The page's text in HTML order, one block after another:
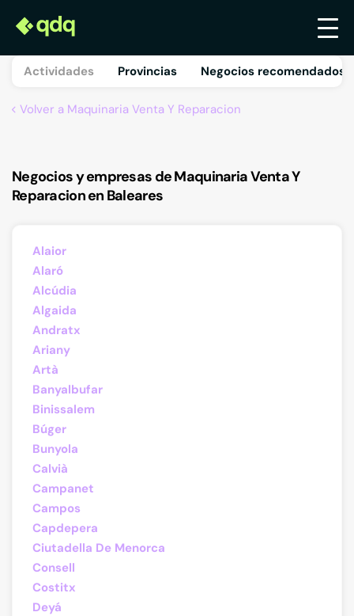
Actividades Provincias Negocios recomendados
Volver a Maquinaria Venta Y Reparacion
Negocios y empresas de Maquinaria Venta Y
Reparacion en Baleares
Alaior
Alaró
Alcúdia
Algaida
Andratx
Ariany
Artà
Banyalbufar
Binissalem
Búger
Bunyola
Calvià
Campanet
Campos
Capdepera
Ciutadella De Menorca
Consell
Costitx
Deyá